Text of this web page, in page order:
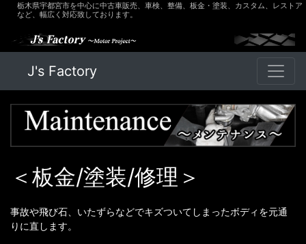
栃木県宇都宮市を中心に中古車販売、車検、整備、板金・塗装、カスタム、レストア
など、幅広く対応致しております。
J's Factory
＜板金/塗装/修理＞
事故や飛び石、いたずらなどでキズついてしまったボディを元通
りに直します。